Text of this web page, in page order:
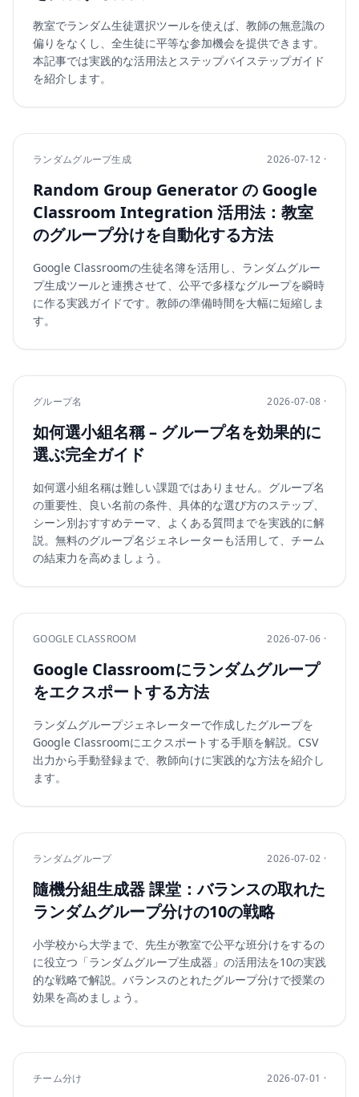
教室でランダム生徒選択ツールを使えば、教師の無意識の
偏りをなくし、全生徒に平等な参加機会を提供できます。
本記事では実践的な活用法とステップバイステップガイド
を紹介します。
ランダムグループ生成 2026-07-12 ·
Random Group Generator の Google
Classroom Integration 活用法：教室
のグループ分けを自動化する方法
Google Classroomの生徒名簿を活用し、ランダムグルー
プ生成ツールと連携させて、公平で多様なグループを瞬時
に作る実践ガイドです。教師の準備時間を大幅に短縮しま
す。
グループ名 2026-07-08 ·
如何選小組名稱 – グループ名を効果的に
選ぶ完全ガイド
如何選小組名稱は難しい課題ではありません。グループ名
の重要性、良い名前の条件、具体的な選び方のステップ、
シーン別おすすめテーマ、よくある質問までを実践的に解
説。無料のグループ名ジェネレーターも活用して、チーム
の結束力を高めましょう。
GOOGLE CLASSROOM 2026-07-06 ·
Google Classroomにランダムグループ
をエクスポートする方法
ランダムグループジェネレーターで作成したグループを
Google Classroomにエクスポートする手順を解説。CSV
出力から手動登録まで、教師向けに実践的な方法を紹介し
ます。
ランダムグループ 2026-07-02 ·
隨機分組生成器 課堂：バランスの取れた
ランダムグループ分けの10の戦略
小学校から大学まで、先生が教室で公平な班分けをするの
に役立つ「ランダムグループ生成器」の活用法を10の実践
的な戦略で解説。バランスのとれたグループ分けで授業の
効果を高めましょう。
チーム分け 2026-07-01 ·